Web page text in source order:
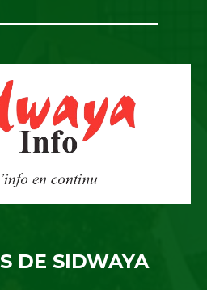
DE SIDWAYA